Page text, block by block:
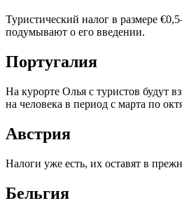
Туристический налог в размере
подумывают о его введении.
Португалия
На курорте Олья с туристов будут
на человека в период с марта по
Австрия
Налоги уже есть, их оставят в
Бельгия